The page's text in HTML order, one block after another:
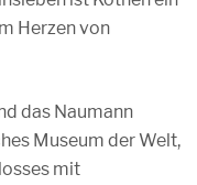
Herzen von
das Naumann
Museum der Welt,
mit